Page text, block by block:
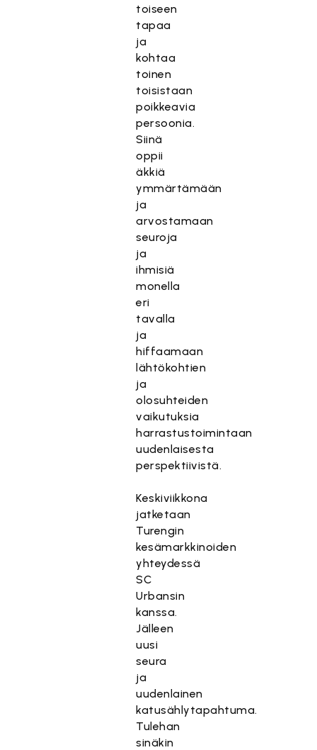
toiseen
tapaa
ja
kohtaa
toinen
toisistaan
poikkeavia
persoonia.
Siinä
oppii
äkkiä
ymmärtämään
ja
arvostamaan
seuroja
ja
ihmisiä
monella
eri
tavalla
ja
hiffaamaan
lähtökohtien
ja
olosuhteiden
vaikutuksia
harrastustoimintaan
uudenlaisesta
perspektiivistä.
Keskiviikkona
jatketaan
Turengin
kesämarkkinoiden
yhteydessä
SC
Urbansin
kanssa.
Jälleen
uusi
seura
ja
uudenlainen
katusählytapahtuma.
Tulehan
sinäkin